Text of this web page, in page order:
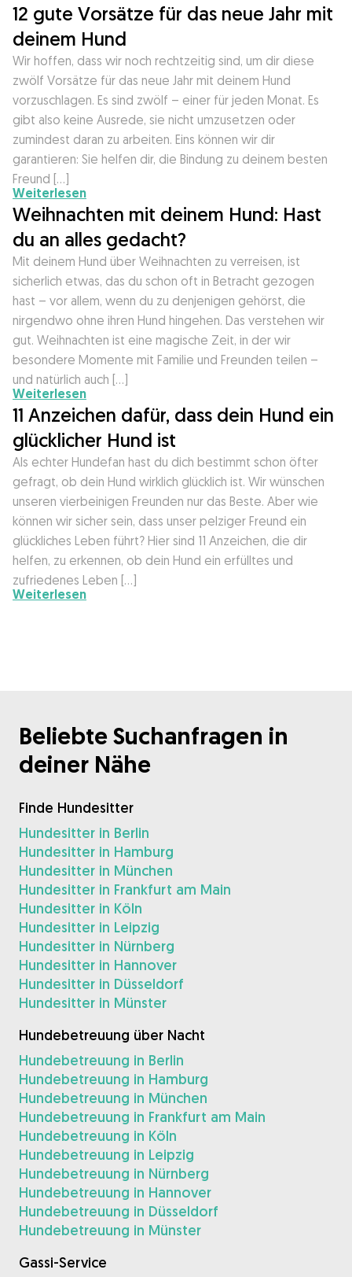
12 gute Vorsätze für das neue Jahr mit
deinem Hund
Wir hoffen, dass wir noch rechtzeitig sind, um dir diese
zwölf Vorsätze für das neue Jahr mit deinem Hund
vorzuschlagen. Es sind zwölf – einer für jeden Monat. Es
gibt also keine Ausrede, sie nicht umzusetzen oder
zumindest daran zu arbeiten. Eins können wir dir
garantieren: Sie helfen dir, die Bindung zu deinem besten
Freund […]
Weiterlesen
Weihnachten mit deinem Hund: Hast
du an alles gedacht?
Mit deinem Hund über Weihnachten zu verreisen, ist
sicherlich etwas, das du schon oft in Betracht gezogen
hast – vor allem, wenn du zu denjenigen gehörst, die
nirgendwo ohne ihren Hund hingehen. Das verstehen wir
gut. Weihnachten ist eine magische Zeit, in der wir
besondere Momente mit Familie und Freunden teilen –
und natürlich auch […]
Weiterlesen
11 Anzeichen dafür, dass dein Hund ein
glücklicher Hund ist
Als echter Hundefan hast du dich bestimmt schon öfter
gefragt, ob dein Hund wirklich glücklich ist. Wir wünschen
unseren vierbeinigen Freunden nur das Beste. Aber wie
können wir sicher sein, dass unser pelziger Freund ein
glückliches Leben führt? Hier sind 11 Anzeichen, die dir
helfen, zu erkennen, ob dein Hund ein erfülltes und
zufriedenes Leben […]
Weiterlesen
Beliebte Suchanfragen in
deiner Nähe
Finde Hundesitter
Hundesitter in Berlin
Hundesitter in Hamburg
Hundesitter in München
Hundesitter in Frankfurt am Main
Hundesitter in Köln
Hundesitter in Leipzig
Hundesitter in Nürnberg
Hundesitter in Hannover
Hundesitter in Düsseldorf
Hundesitter in Münster
Hundebetreuung über Nacht
Hundebetreuung in Berlin
Hundebetreuung in Hamburg
Hundebetreuung in München
Hundebetreuung in Frankfurt am Main
Hundebetreuung in Köln
Hundebetreuung in Leipzig
Hundebetreuung in Nürnberg
Hundebetreuung in Hannover
Hundebetreuung in Düsseldorf
Hundebetreuung in Münster
Gassi-Service